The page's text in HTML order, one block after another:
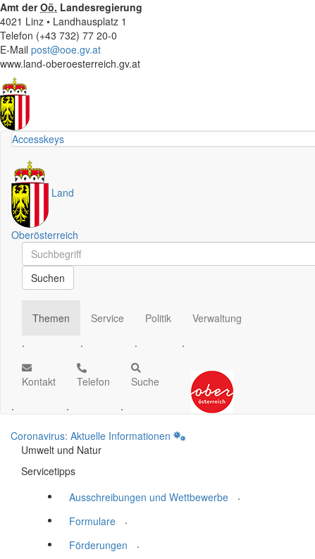
Amt derOö. Landesregierung
4021 Linz • Landhausplatz 1
Telefon (+43 732) 77 20-0
E-Mail post@ooe.gv.at
www.land-oberoesterreich.gv.at
Accesskeys
Land
Oberösterreich
Schnellsuche
Schnellsuche
Suchen
Themen
.
Service
.
Politik
.
Verwaltung
.
Kontakt
.
Telefon
.
Suche
.
Coronavirus: Aktuelle Informationen
Umwelt und Natur
Servicetipps
Ausschreibungen und Wettbewerbe
.
Formulare
.
Förderungen
.